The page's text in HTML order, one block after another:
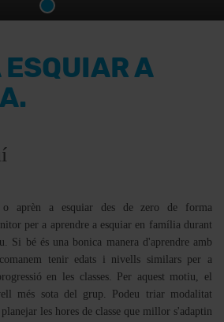
A
aprèn a esquiar des de zero de forma
per a aprendre a esquiar en família durant
Si bé és una bonica manera d'aprendre amb
tenir edats i nivells similars per a
en les classes. Per aquest motiu, el
més sota del grup. Podeu triar modalitat
les hores de classe que millor s'adaptin